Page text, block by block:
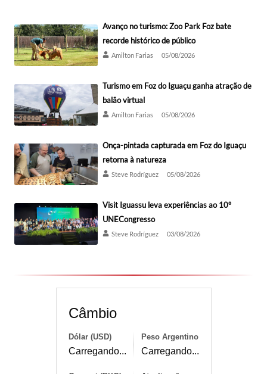
Avanço no turismo: Zoo Park Foz bate
recorde histórico de público
Amilton Farias 05/08/2026
Turismo em Foz do Iguaçu ganha atração de
balão virtual
Amilton Farias 05/08/2026
Onça-pintada capturada em Foz do Iguaçu
retorna à natureza
Steve Rodríguez 05/08/2026
Visit Iguassu leva experiências ao 10º
UNECongresso
Steve Rodríguez 03/08/2026
Câmbio
Dólar (USD)
Carregando...
Peso Argentino
Carregando...